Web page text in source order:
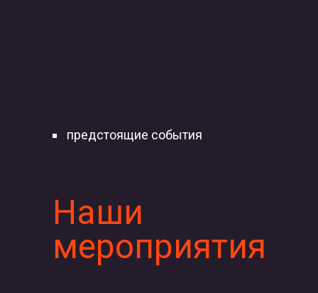
Наши
мероприятия
предстоящие события